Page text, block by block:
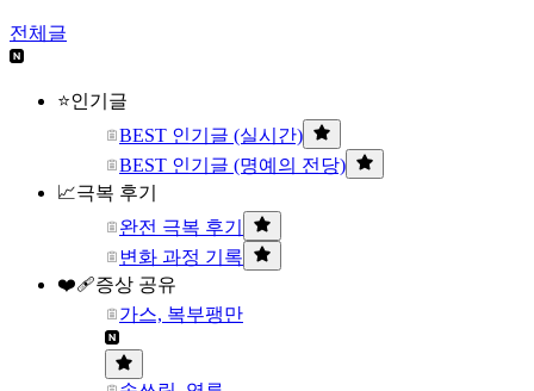
전체글
⭐인기글
BEST 인기글 (실시간)
BEST 인기글 (명예의 전당)
📈극복 후기
완전 극복 후기
변화 과정 기록
❤️‍🩹증상 공유
가스, 복부팽만